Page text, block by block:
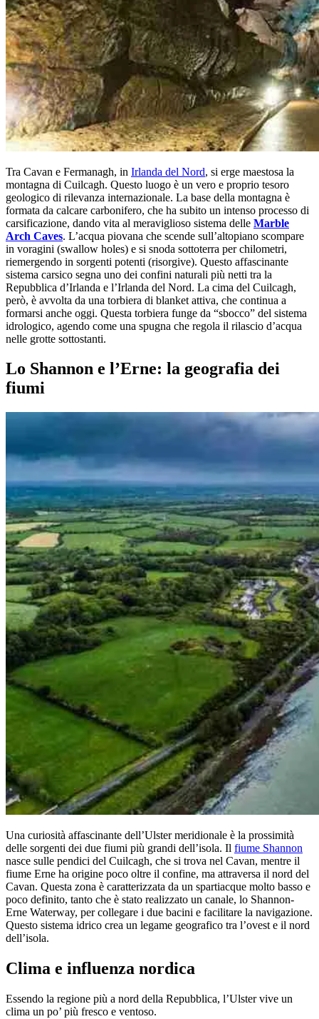
Tra Cavan e Fermanagh, in Irlanda del Nord, si erge maestosa la
montagna di Cuilcagh. Questo luogo è un vero e proprio tesoro
geologico di rilevanza internazionale. La base della montagna è
formata da calcare carbonifero, che ha subito un intenso processo di
carsificazione, dando vita al meraviglioso sistema delle Marble
Arch Caves. L’acqua piovana che scende sull’altopiano scompare
in voragini (swallow holes) e si snoda sottoterra per chilometri,
riemergendo in sorgenti potenti (risorgive). Questo affascinante
sistema carsico segna uno dei confini naturali più netti tra la
Repubblica d’Irlanda e l’Irlanda del Nord. La cima del Cuilcagh,
però, è avvolta da una torbiera di blanket attiva, che continua a
formarsi anche oggi. Questa torbiera funge da “sbocco” del sistema
idrologico, agendo come una spugna che regola il rilascio d’acqua
nelle grotte sottostanti.
Lo Shannon e l’Erne: la geografia dei
fiumi
Una curiosità affascinante dell’Ulster meridionale è la prossimità
delle sorgenti dei due fiumi più grandi dell’isola. Il fiume Shannon
nasce sulle pendici del Cuilcagh, che si trova nel Cavan, mentre il
fiume Erne ha origine poco oltre il confine, ma attraversa il nord del
Cavan. Questa zona è caratterizzata da un spartiacque molto basso e
poco definito, tanto che è stato realizzato un canale, lo Shannon-
Erne Waterway, per collegare i due bacini e facilitare la navigazione.
Questo sistema idrico crea un legame geografico tra l’ovest e il nord
dell’isola.
Clima e influenza nordica
Essendo la regione più a nord della Repubblica, l’Ulster vive un
clima un po’ più fresco e ventoso.